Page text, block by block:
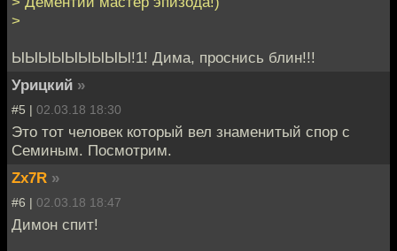
>
ЫЫЫЫЫЫЫЫЫ!1! Дима, проснись блин!!!
Урицкий »
#5 | 02.03.18 18:30
Это тот человек который вел знаменитый спор с
Семиным. Посмотрим.
Zx7R »
#6 | 02.03.18 18:47
Димон спит!